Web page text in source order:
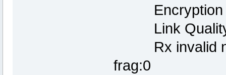
Encryption
Link
Rx invalid
frag:0